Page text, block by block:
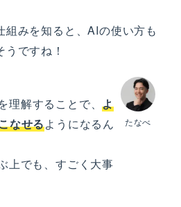
組みを知ると、AIの使い方も
ですね！
たなべ
理解することで、よ
なせるようになるん
上でも、すごく大事